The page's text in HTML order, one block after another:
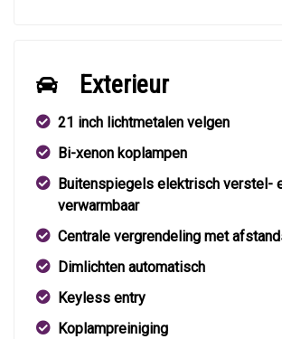
Exterieur
21 inch lichtmetalen velgen
Bi-xenon koplampen
Buitenspiegels elektrisch verstel-
verwarmbaar
Centrale vergrendeling met
Dimlichten automatisch
Keyless entry
Koplampreiniging